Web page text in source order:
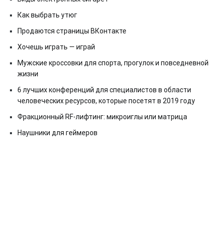
Как выбрать утюг
Продаются страницы ВКонтакте
Хочешь играть — играй
Мужские кроссовки для спорта, прогулок и повседневной
жизни
6 лучших конференций для специалистов в области
человеческих ресурсов, которые посетят в 2019 году
Фракционный RF-лифтинг: микроиглы или матрица
Наушники для геймеров